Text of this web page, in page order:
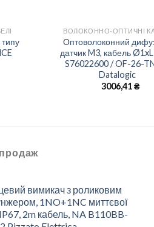
ВОЛОКОННО-ОПТИЧНІ
Оптоволоконний
датчик M3, кабель
S76022600 / OF-26-
Datalogic
3006,41₴
вимикач з роликовим
1NO+1NC миттєвої
IP67, 2m кабель, NA B110BB-